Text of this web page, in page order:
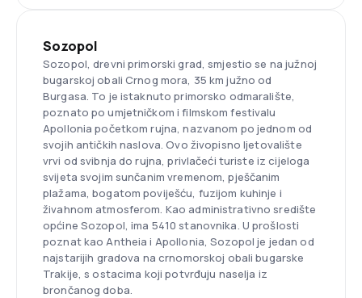
Sozopol
Sozopol, drevni primorski grad, smjestio se na južnoj
bugarskoj obali Crnog mora, 35 km južno od
Burgasa. To je istaknuto primorsko odmaralište,
poznato po umjetničkom i filmskom festivalu
Apollonia početkom rujna, nazvanom po jednom od
svojih antičkih naslova. Ovo živopisno ljetovalište
vrvi od svibnja do rujna, privlačeći turiste iz cijeloga
svijeta svojim sunčanim vremenom, pješčanim
plažama, bogatom poviješću, fuzijom kuhinje i
živahnom atmosferom. Kao administrativno središte
općine Sozopol, ima 5410 stanovnika. U prošlosti
poznat kao Antheia i Apollonia, Sozopol je jedan od
najstarijih gradova na crnomorskoj obali bugarske
Trakije, s ostacima koji potvrđuju naselja iz
brončanog doba.